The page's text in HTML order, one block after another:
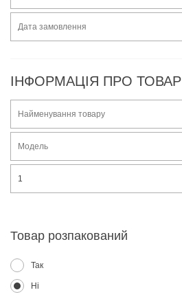
ІНФОРМАЦІЯ ПРО ТОВАР
Товар розпакований
Так
Ні